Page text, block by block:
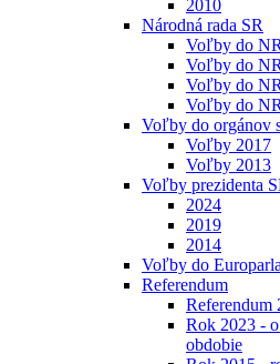
2010
Národná rada SR
Voľby do
Voľby do
Voľby do
Voľby do
Voľby do orgánov
Voľby 2017
Voľby 2013
Voľby prezidenta
2024
2019
2014
Voľby do
Referendum
Referendum
Rok 2023 -
obdobie